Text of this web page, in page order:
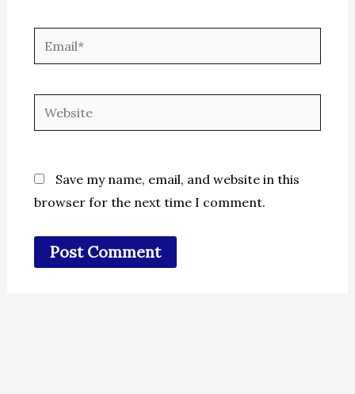
Email*
Website
Save my name, email, and website in this
browser for the next time I comment.